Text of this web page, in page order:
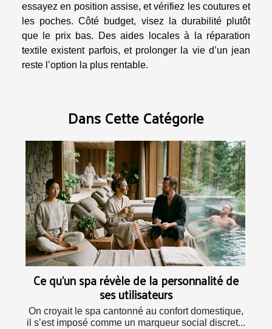
essayez en position assise, et vérifiez les coutures et
les poches. Côté budget, visez la durabilité plutôt
que le prix bas. Des aides locales à la réparation
textile existent parfois, et prolonger la vie d’un jean
reste l’option la plus rentable.
Dans Cette Catégorie
Ce qu’un spa révèle de la personnalité de
ses utilisateurs
On croyait le spa cantonné au confort domestique,
il s’est imposé comme un marqueur social discret...